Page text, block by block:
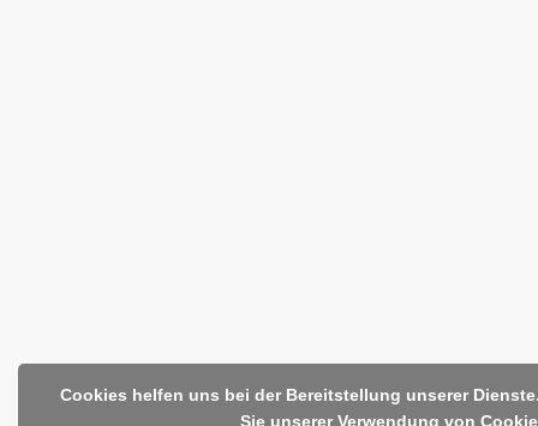
Cookies helfen uns bei der Bereitstellung unserer
Sie unserer Verwendung von